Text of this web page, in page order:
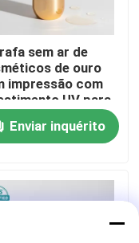
sem ar de
de ouro
impressão com
UV para
durabilidade e
de entrega de
45 dias
Enviar inquérito